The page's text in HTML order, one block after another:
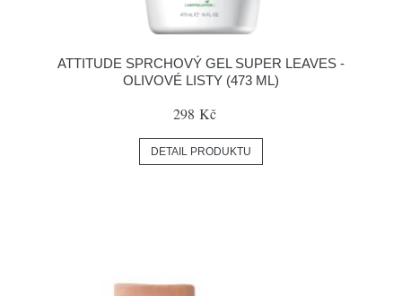
ATTITUDE SPRCHOVÝ GEL SUPER LEAVES -
OLIVOVÉ LISTY (473 ML)
298 Kč
DETAIL PRODUKTU